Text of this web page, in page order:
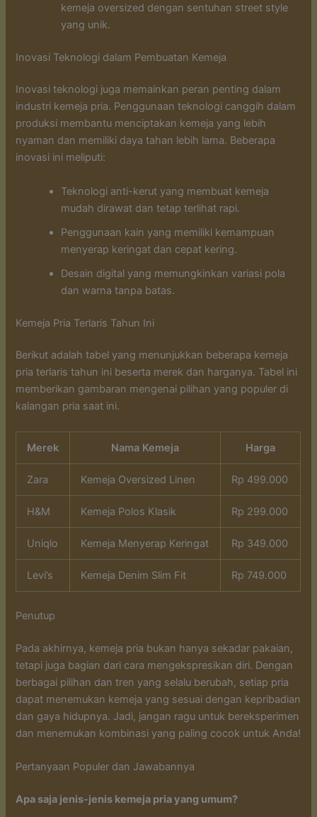
kemeja oversized dengan sentuhan street style
yang unik.
Inovasi Teknologi dalam Pembuatan Kemeja
Inovasi teknologi juga memainkan peran penting dalam
industri kemeja pria. Penggunaan teknologi canggih dalam
produksi membantu menciptakan kemeja yang lebih
nyaman dan memiliki daya tahan lebih lama. Beberapa
inovasi ini meliputi:
Teknologi anti-kerut yang membuat kemeja
mudah dirawat dan tetap terlihat rapi.
Penggunaan kain yang memiliki kemampuan
menyerap keringat dan cepat kering.
Desain digital yang memungkinkan variasi pola
dan warna tanpa batas.
Kemeja Pria Terlaris Tahun Ini
Berikut adalah tabel yang menunjukkan beberapa kemeja
pria terlaris tahun ini beserta merek dan harganya. Tabel ini
memberikan gambaran mengenai pilihan yang populer di
kalangan pria saat ini.
Merek Nama Kemeja Harga
Zara Kemeja Oversized Linen Rp 499.000
H&M Kemeja Polos Klasik Rp 299.000
Uniqlo Kemeja Menyerap Keringat Rp 349.000
Levi’s Kemeja Denim Slim Fit Rp 749.000
Penutup
Pada akhirnya, kemeja pria bukan hanya sekadar pakaian,
tetapi juga bagian dari cara mengekspresikan diri. Dengan
berbagai pilihan dan tren yang selalu berubah, setiap pria
dapat menemukan kemeja yang sesuai dengan kepribadian
dan gaya hidupnya. Jadi, jangan ragu untuk bereksperimen
dan menemukan kombinasi yang paling cocok untuk Anda!
Pertanyaan Populer dan Jawabannya
Apa saja jenis-jenis kemeja pria yang umum?